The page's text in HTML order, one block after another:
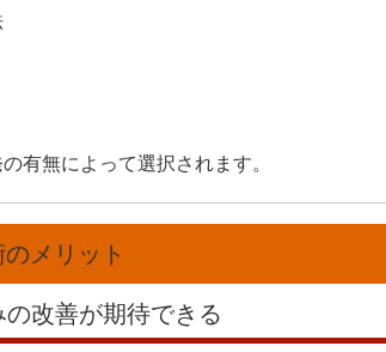
有無によって選択されます。
メリット
改善が期待できる